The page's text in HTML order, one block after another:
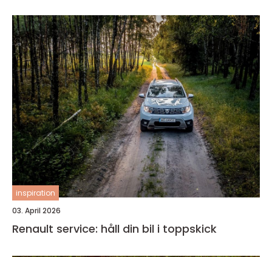
inspiration
03. April 2026
Renault service: håll din bil i toppskick